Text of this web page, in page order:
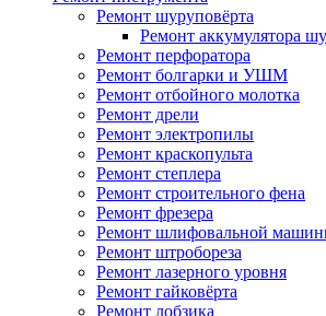
Ремонт шуруповёрта
Ремонт аккумулятора
Ремонт перфоратора
Ремонт болгарки и УШМ
Ремонт отбойного молотка
Ремонт дрели
Ремонт электропилы
Ремонт краскопульта
Ремонт степлера
Ремонт строительного фена
Ремонт фрезера
Ремонт шлифовальной
Ремонт штробореза
Ремонт лазерного уровня
Ремонт гайковёрта
Ремонт лобзика